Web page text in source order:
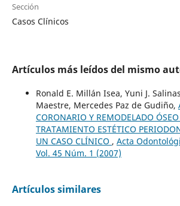
Sección
Casos Clínicos
Artículos más leídos del mismo
Ronald E. Millán Isea, Yuni J.
Maestre, Mercedes Paz de Gudiño,
CORONARIO Y REMODELADO
TRATAMIENTO ESTÉTICO
UN CASO CLÍNICO , Acta
Vol. 45 Núm. 1 (2007)
Artículos similares